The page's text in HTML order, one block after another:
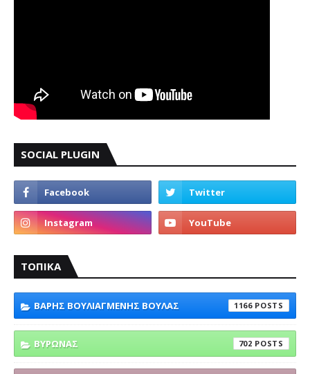
SOCIAL PLUGIN
ΤΟΠΙΚΑ
ΒΑΡΗΣ ΒΟΥΛΙΑΓΜΕΝΗΣ ΒΟΥΛΑΣ 1166
ΒΥΡΩΝΑΣ 702